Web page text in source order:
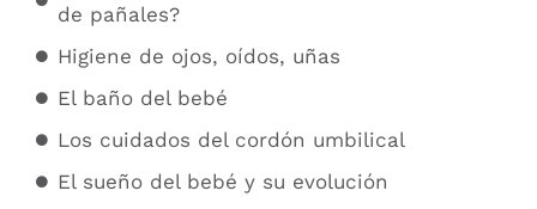
de pañales?
Higiene de ojos, oídos, uñas
El baño del bebé
Los cuidados del cordón umbilical
El sueño del bebé y su evolución